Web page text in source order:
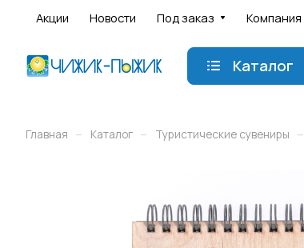
Акции Новости Под заказ Компания
Каталог
Главная – Каталог – Туристические сувениры –